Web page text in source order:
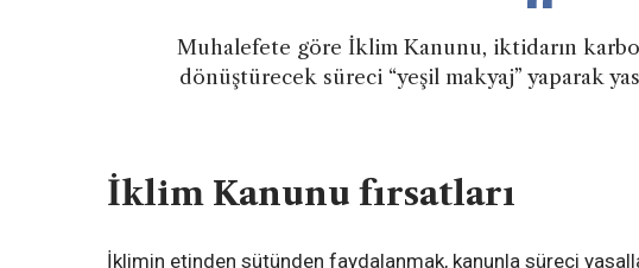
Muhalefete göre İklim Kanunu, iktidarın
dönüştürecek süreci “yeşil makyaj” yaparak
İklim Kanunu fırsatları
İklimin etinden sütünden faydalanmak, kanunla süreci